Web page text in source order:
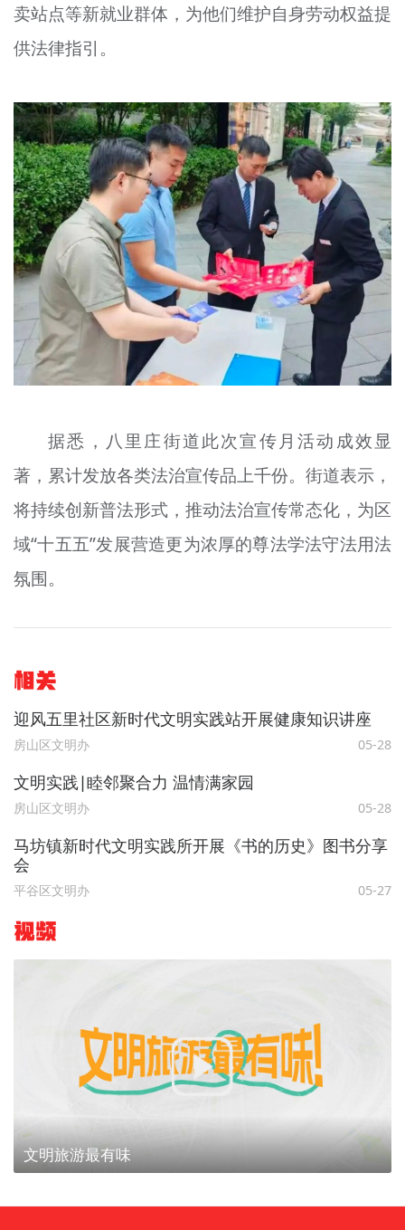
卖站点等新就业群体，为他们维护自身劳动权益提
供法律指引。
据悉，八里庄街道此次宣传月活动成效显
著，累计发放各类法治宣传品上千份。街道表示，
将持续创新普法形式，推动法治宣传常态化，为区
域“十五五”发展营造更为浓厚的尊法学法守法用法
氛围。
相关
迎风五里社区新时代文明实践站开展健康知识讲座
房山区文明办 05-28
文明实践∣睦邻聚合力 温情满家园
房山区文明办 05-28
马坊镇新时代文明实践所开展《书的历史》图书分享
会
平谷区文明办 05-27
视频
文明旅游最有味